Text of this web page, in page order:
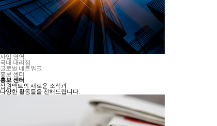
사업 영역
국내 대리점
글로벌 네트워크
홍보 센터
홍보 센터
삼원액트의 새로운 소식과
다양한 활동들을 전해드립니다.